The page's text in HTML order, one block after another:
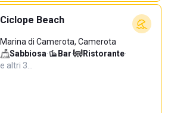
Ciclope Beach
Marina di Camerota, Camerota
Sabbiosa· Bar· Ristorante·
e altri 3…